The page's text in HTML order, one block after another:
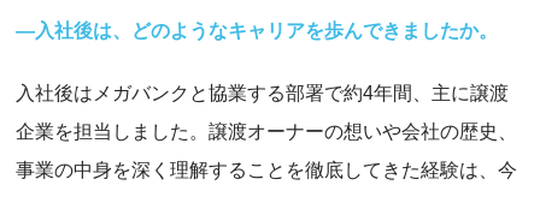
―入社後は、どのようなキャリアを歩んできましたか。
入社後はメガバンクと協業する部署で約4年間、主に譲渡
企業を担当しました。譲渡オーナーの想いや会社の歴史、
事業の中身を深く理解することを徹底してきた経験は、今